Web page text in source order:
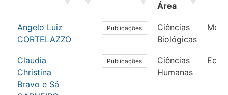
Área
Angelo Luiz
CORTELAZZO
Publicações
Ciências
Biológicas
Claudia
Christina
Bravo e Sá
Publicações
Ciências
Humanas